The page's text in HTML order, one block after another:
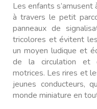
Les enfants
à travers le petit
panneaux de
tricolores et évitent
un moyen ludique et
de la circulation et
motrices. Les rires et
jeunes conducteurs,
monde miniature en